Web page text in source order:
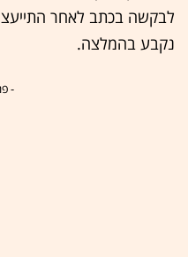
לבקשה בכתב לאחר
נקבע בהמלצה.
-